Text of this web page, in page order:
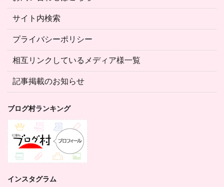
サイト内検索
プライバシーポリシー
相互リンクしているメディア様一覧
記事掲載のお知らせ
ブログ村ランキング
インスタグラム